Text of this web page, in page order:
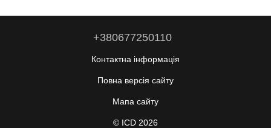
+380677250110
Контактна інформація
Повна версія сайту
Мапа сайту
© ICD 2026